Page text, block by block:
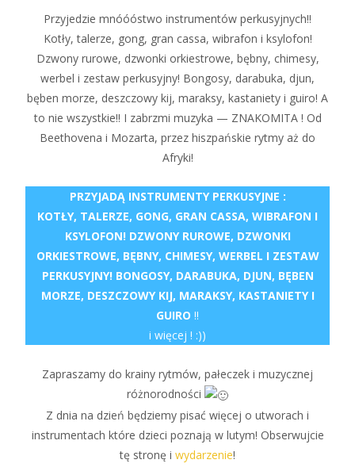
Przyjedzie mnóóóstwo instrumentów perkusyjnych!!
Kotły, talerze, gong, gran cassa, wibrafon i ksylofon!
Dzwony rurowe, dzwonki orkiestrowe, bębny, chimesy,
werbel i zestaw perkusyjny! Bongosy, darabuka, djun,
bęben morze, deszczowy kij, maraksy, kastaniety i guiro! A
to nie wszystkie!! I zabrzmi muzyka — ZNAKOMITA ! Od
Beethovena i Mozarta, przez hiszpańskie rytmy aż do
Afryki!
PRZYJADĄ INSTRUMENTY PERKUSYJNE :
KOTŁY, TALERZE, GONG, GRAN CASSA, WIBRAFON I
KSYLOFON! DZWONY RUROWE, DZWONKI
ORKIESTROWE, BĘBNY, CHIMESY, WERBEL I ZESTAW
PERKUSYJNY! BONGOSY, DARABUKA, DJUN, BĘBEN
MORZE, DESZCZOWY KIJ, MARAKSY, KASTANIETY I
GUIRO !!
i więcej ! :))
Zapraszamy do krainy rytmów, pałeczek i muzycznej
różnorodności
Z dnia na dzień będziemy pisać więcej o utworach i
instrumentach które dzieci poznają w lutym! Obserwujcie
tę stronę i wydarzenie!